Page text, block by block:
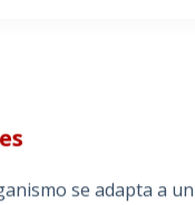
se adapta a